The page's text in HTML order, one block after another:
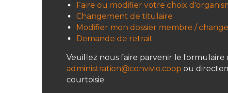
Faire ou modifier votre choix
Changement de titulaire
Modifier mon dossier membre /
Demande de retrait
Veuillez nous faire parvenir le formulaire
administration@convivio.coop ou
courtoisie.